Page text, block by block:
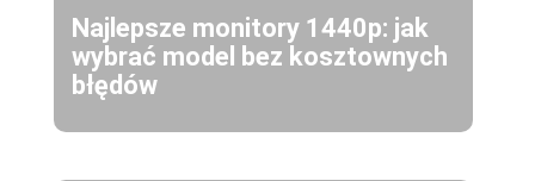
Najlepsze monitory 1440p: jak
wybrać model bez kosztownych
błędów